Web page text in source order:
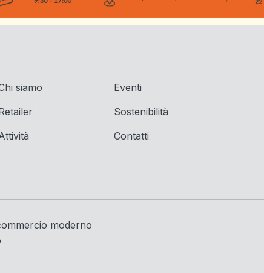
siamo
Eventi
Sostenibilità
Contatti
moderno